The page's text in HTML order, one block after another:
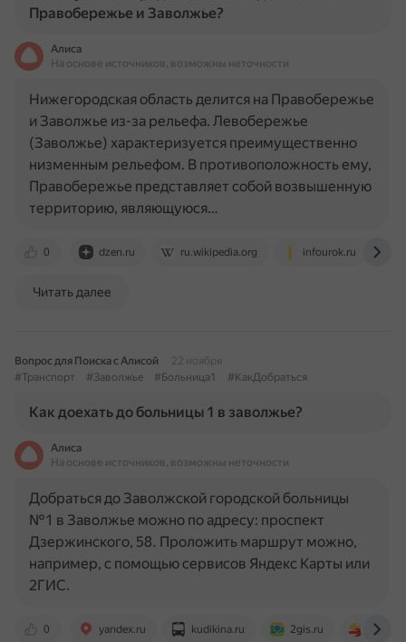
Правобережье и Заволжье?
Алиса
На основе источников, возможны неточности
0 dzen.ru ru.wikipedia.org infourok.ru
Нижегородская область делится на Правобережье
и Заволжье из-за рельефа. Левобережье
(Заволжье) характеризуется преимущественно
низменным рельефом. В противоположность ему,
Правобережье представляет собой возвышенную
территорию, являющуюся…
Читать далее
Вопрос для Поиска с Алисой
22 ноября
#Транспорт
#Заволжье #Больница1 #КакДобраться
Как доехать до больницы 1 в заволжье?
Алиса
На основе источников, возможны неточности
0 yandex.ru kudikina.ru 2gis.ru
Добраться до Заволжской городской больницы
№1 в Заволжье можно по адресу: проспект
Дзержинского, 58. Проложить маршрут можно,
например, с помощью сервисов Яндекс Карты или
2ГИС.